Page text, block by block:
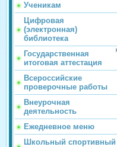
Ученикам
Цифровая
(электронная)
библиотека
Государственная
итоговая аттестация
Всероссийские
проверочные работы
Внеурочная
деятельность
Ежедневное меню
Школьный спортивный